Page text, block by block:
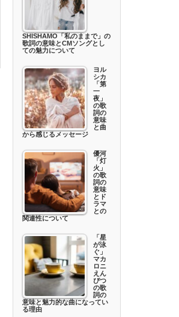
SHISHAMO「私のままで」の
歌詞の意味とCMソングとし
ての魅力について
ヨル
シカ
「第
一
夜」
の歌
詞の
意味
と曲
から感じるメッセージ
優河
「灯
火」
の歌
詞の
意味
とド
ラマ
との
関連性について
「星
が泳
ぐ」
マカ
ロニ
えん
ぴつ
の歌
詞の
意味と魅力的な曲になってい
る理由